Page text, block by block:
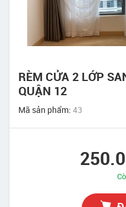
RÈM CỬA 2 LỚP
QUẬN 12
Mã sản phẩm: 43